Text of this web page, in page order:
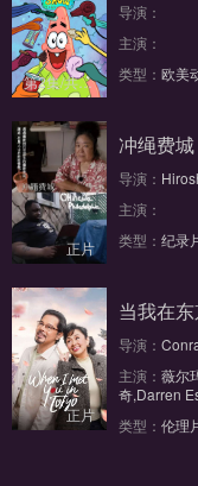
第2集/共13集
导演：
主演：
类型： 欧美
正片
冲绳费城
导演：
主演：
类型： 纪录
正片
当我在
导演：
主演： 薇尔
奇,Darren
类型： 伦理